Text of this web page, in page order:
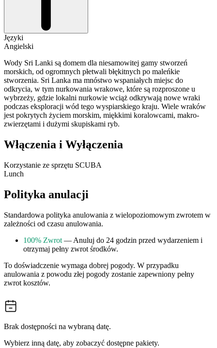
Języki
Angielski
Wody Sri Lanki są domem dla niesamowitej gamy stworzeń
morskich, od ogromnych płetwali błękitnych po maleńkie
stworzenia. Sri Lanka ma mnóstwo wspaniałych miejsc do
odkrycia, w tym nurkowania wrakowe, które są rozproszone u
wybrzeży, gdzie lokalni nurkowie wciąż odkrywają nowe wraki
podczas eksploracji wód tego wyspiarskiego kraju. Wiele wraków
jest pokrytych życiem morskim, miękkimi koralowcami, makro-
zwierzętami i dużymi skupiskami ryb.
Włączenia i Wyłączenia
Korzystanie ze sprzętu SCUBA
Lunch
Polityka anulacji
Standardowa polityka anulowania z wielopoziomowym zwrotem w
zależności od czasu anulowania.
100% Zwrot — Anuluj do 24 godzin przed wydarzeniem i
otrzymaj pełny zwrot środków.
To doświadczenie wymaga dobrej pogody. W przypadku
anulowania z powodu złej pogody zostanie zapewniony pełny
zwrot kosztów.
Brak dostępności na wybraną datę.
Wybierz inną datę, aby zobaczyć dostępne pakiety.